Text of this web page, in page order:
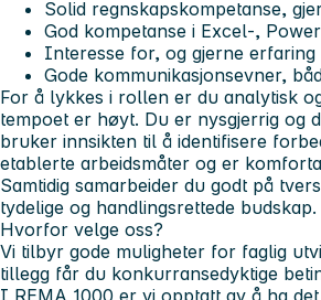
Solid regnskapskompetanse,
God kompetanse i Excel-,
Interesse for, og gjerne
Gode kommunikasjonsevner,
For å lykkes i rollen er du analytisk
tempoet er høyt. Du er nysgjerrig og
bruker innsikten til å identifisere
etablerte arbeidsmåter og er
Samtidig samarbeider du godt på
tydelige og handlingsrettede budskap.
Hvorfor velge oss?
Vi tilbyr gode muligheter for faglig
tillegg får du konkurransedyktige
I REMA 1000 er vi opptatt av å ha